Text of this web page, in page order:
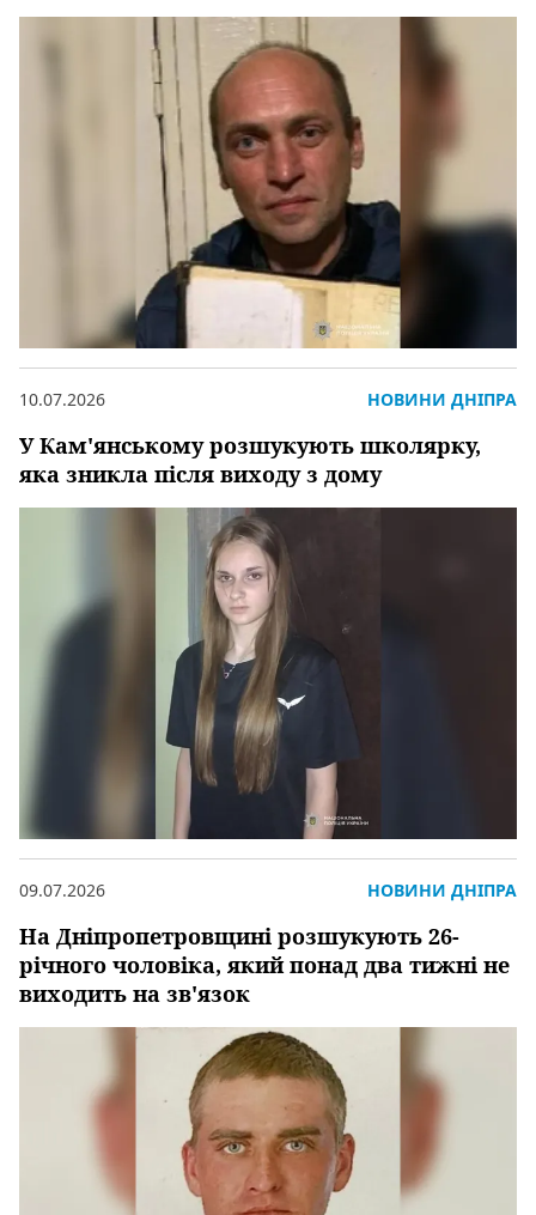
У Кам'янському розшукують школярку,
яка зникла після виходу з дому
10.07.2026 НОВИНИ ДНІПРА
На Дніпропетровщині розшукують 26-
річного чоловіка, який понад два тижні не
виходить на зв'язок
09.07.2026 НОВИНИ ДНІПРА